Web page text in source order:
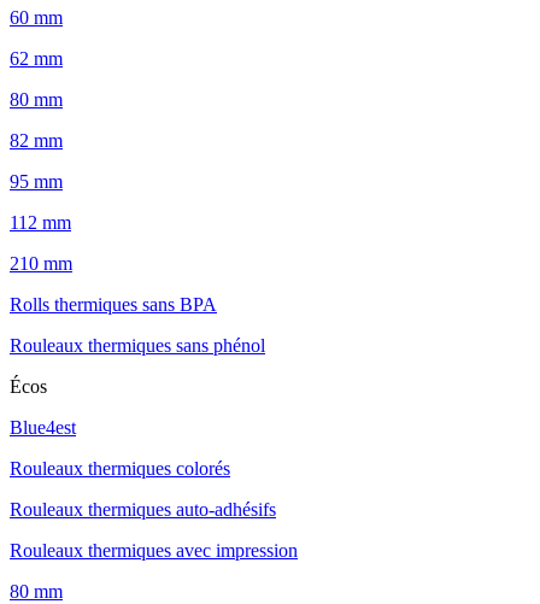
60 mm
62 mm
80 mm
82 mm
95 mm
112 mm
210 mm
Rolls thermiques sans BPA
Rouleaux thermiques sans phénol
Écos
Blue4est
Rouleaux thermiques colorés
Rouleaux thermiques auto-adhésifs
Rouleaux thermiques avec impression
80 mm